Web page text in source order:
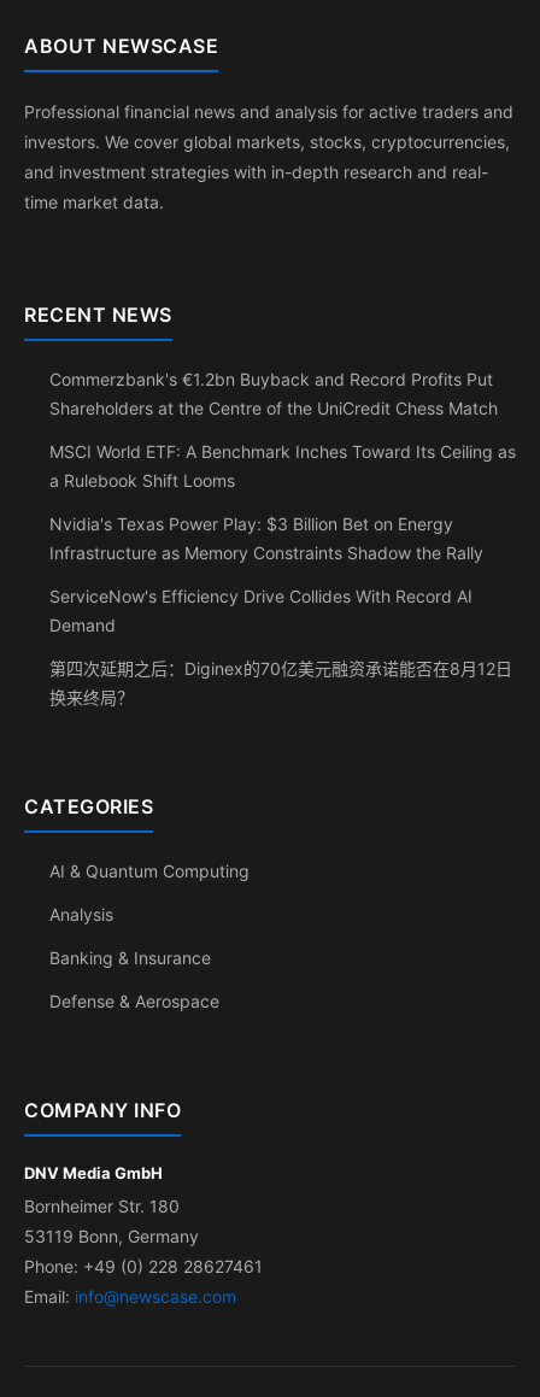
ABOUT NEWSCASE
Professional financial news and analysis for active traders and
investors. We cover global markets, stocks, cryptocurrencies,
and investment strategies with in-depth research and real-
time market data.
RECENT NEWS
Commerzbank's €1.2bn Buyback and Record Profits Put
Shareholders at the Centre of the UniCredit Chess Match
MSCI World ETF: A Benchmark Inches Toward Its Ceiling as
a Rulebook Shift Looms
Nvidia's Texas Power Play: $3 Billion Bet on Energy
Infrastructure as Memory Constraints Shadow the Rally
ServiceNow's Efficiency Drive Collides With Record AI
Demand
第四次延期之后：Diginex的70亿美元融资承诺能否在8月12日
换来终局？
CATEGORIES
AI & Quantum Computing
Analysis
Banking & Insurance
Defense & Aerospace
COMPANY INFO
DNV Media GmbH
Bornheimer Str. 180
53119 Bonn, Germany
Phone: +49 (0) 228 28627461
Email: info@newscase.com